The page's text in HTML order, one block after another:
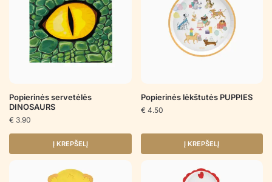
Popierinės servetėlės
DINOSAURS
€ 3.90
Į KREPŠELĮ
Popierinės lėkštutės PUPPIES
€ 4.50
Į KREPŠELĮ